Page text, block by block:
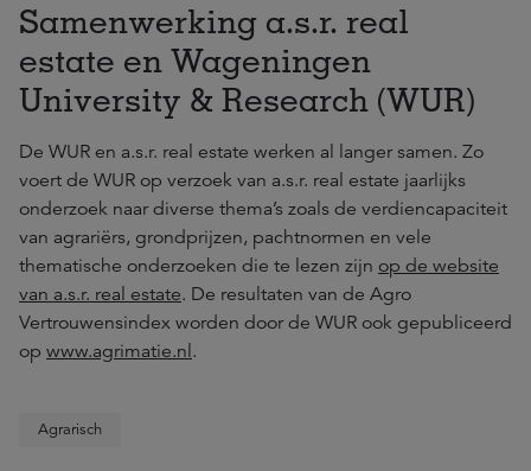
Samenwerking a.s.r. real
estate en Wageningen
University & Research (WUR)
De WUR en a.s.r. real estate werken al langer samen. Zo
voert de WUR op verzoek van a.s.r. real estate jaarlijks
onderzoek naar diverse thema’s zoals de verdiencapaciteit
van agrariërs, grondprijzen, pachtnormen en vele
thematische onderzoeken die te lezen zijn op de website
van a.s.r. real estate. De resultaten van de Agro
Vertrouwensindex worden door de WUR ook gepubliceerd
op www.agrimatie.nl.
Agrarisch